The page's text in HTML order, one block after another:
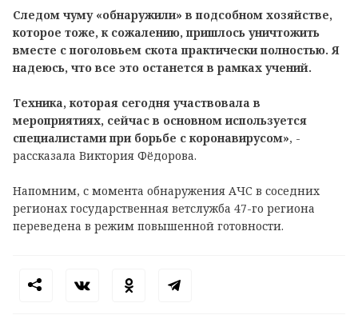
Следом чуму «обнаружили» в подсобном хозяйстве,
которое тоже, к сожалению, пришлось уничтожить
вместе с поголовьем скота практически полностью. Я
надеюсь, что все это останется в рамках учений.
Техника, которая сегодня участвовала в
мероприятиях, сейчас в основном используется
специалистами при борьбе с коронавирусом», -
рассказала Виктория Фёдорова.
Напомним, с момента обнаружения АЧС в соседних
регионах государственная ветслужба 47-го региона
переведена в режим повышенной готовности.